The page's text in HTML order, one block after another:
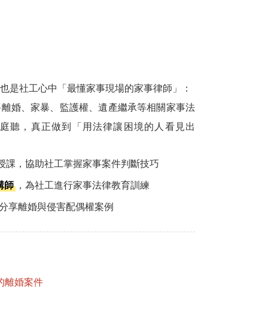
是社工心中「最懂家事現場的家事律師」：
婚、家暴、監護權、遺產繼承等相關家事法
聽，真正做到「用法律讓困境的人看見出
課，協助社工掌握家事案件判斷技巧
師 ，為社工進行家事法律教育訓練
享離婚與侵害配偶權案例
離婚案件